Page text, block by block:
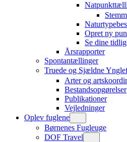
Opret ny
Se dine
Årsrapporter
Spontantællinger
Truede og Sjældne
Arter og
Bestandsopgørelser
Publikationer
Vejledninger
Oplev fuglene
Børnenes Fugleuge
DOF Travel